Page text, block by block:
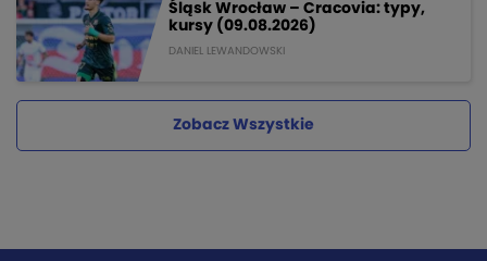
Śląsk Wrocław – Cracovia: typy,
kursy (09.08.2026)
DANIEL LEWANDOWSKI
Zobacz Wszystkie